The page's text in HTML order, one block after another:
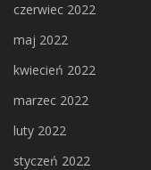
czerwiec 2022
maj 2022
kwiecień 2022
marzec 2022
luty 2022
styczeń 2022